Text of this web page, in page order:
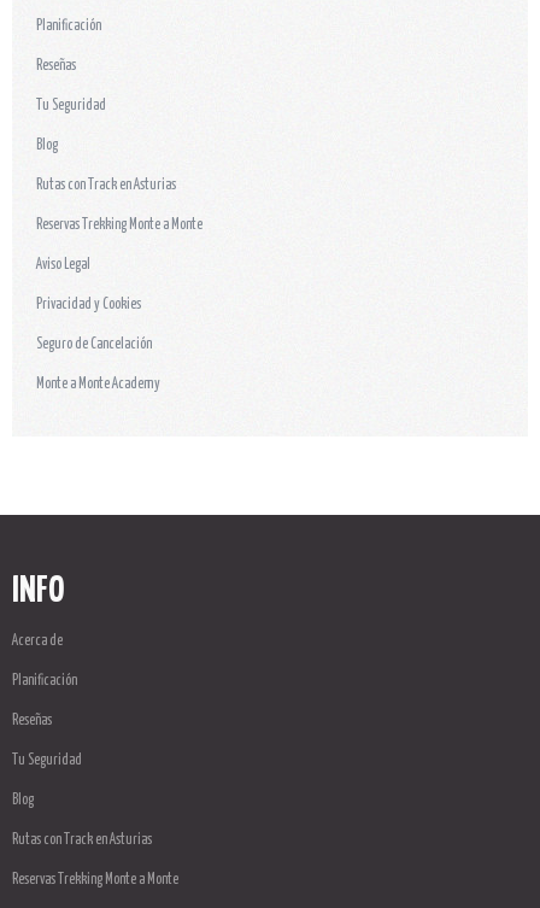
Planificación
Reseñas
Tu Seguridad
Blog
Rutas con Track en Asturias
Reservas Trekking Monte a Monte
Aviso Legal
Privacidad y Cookies
Seguro de Cancelación
Monte a Monte Academy
INFO
Acerca de
Planificación
Reseñas
Tu Seguridad
Blog
Rutas con Track en Asturias
Reservas Trekking Monte a Monte